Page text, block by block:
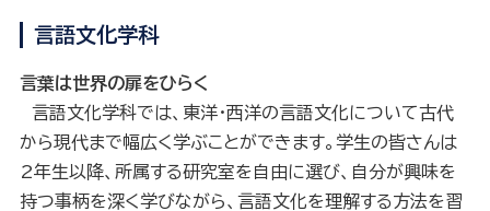
言語文化学科
言葉は世界の扉をひらく
言語文化学科では、東洋・西洋の言語文化について古代
から現代まで幅広く学ぶことができます。学生の皆さんは
2年生以降、所属する研究室を自由に選び、自分が興味を
持つ事柄を深く学びながら、言語文化を理解する方法を習